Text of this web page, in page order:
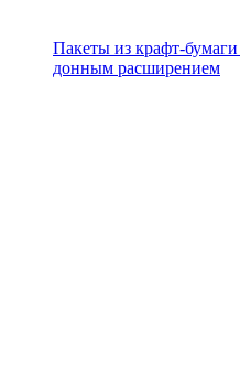
Пакеты из крафт-
донным расширением